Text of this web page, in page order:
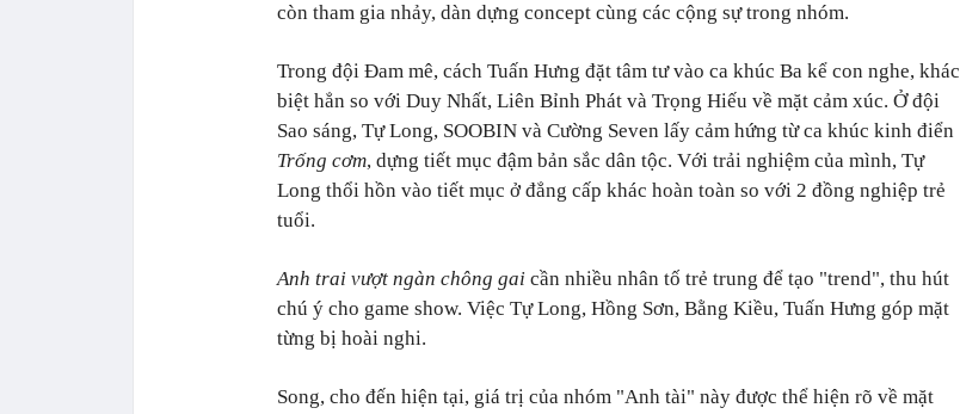
còn tham gia nhảy, dàn dựng concept cùng các cộng sự trong nhóm.
Trong đội Đam mê, cách Tuấn Hưng đặt tâm tư vào ca khúc Ba kể con nghe, khác
biệt hẳn so với Duy Nhất, Liên Bỉnh Phát và Trọng Hiếu về mặt cảm xúc. Ở đội
Sao sáng, Tự Long, SOOBIN và Cường Seven lấy cảm hứng từ ca khúc kinh điển
Trống cơm, dựng tiết mục đậm bản sắc dân tộc. Với trải nghiệm của mình, Tự
Long thổi hồn vào tiết mục ở đẳng cấp khác hoàn toàn so với 2 đồng nghiệp trẻ
tuổi.
Anh trai vượt ngàn chông gai cần nhiều nhân tố trẻ trung để tạo "trend", thu hút
chú ý cho game show. Việc Tự Long, Hồng Sơn, Bằng Kiều, Tuấn Hưng góp mặt
từng bị hoài nghi.
Song, cho đến hiện tại, giá trị của nhóm "Anh tài" này được thể hiện rõ về mặt